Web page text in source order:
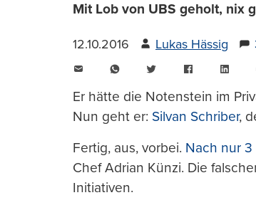
Mit Lob von UBS geholt, nix
12.10.2016 Lukas Hässig
WhatsAppTwitter Facebook
Er hätte die Notenstein im
Nun geht er: Silvan Schriber,
Fertig, aus, vorbei. Nach nur 3
Chef Adrian Künzi. Die
Initiativen.